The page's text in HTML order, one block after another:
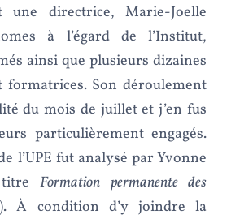
une directrice, Marie-Joelle
à l’égard de l’Institut,
ainsi que plusieurs dizaines
formatrices. Son déroulement
du mois de juillet et j’en fus
particulièrement engagés.
l’UPE fut analysé par Yvonne
Formation permanente des
À condition d’y joindre la